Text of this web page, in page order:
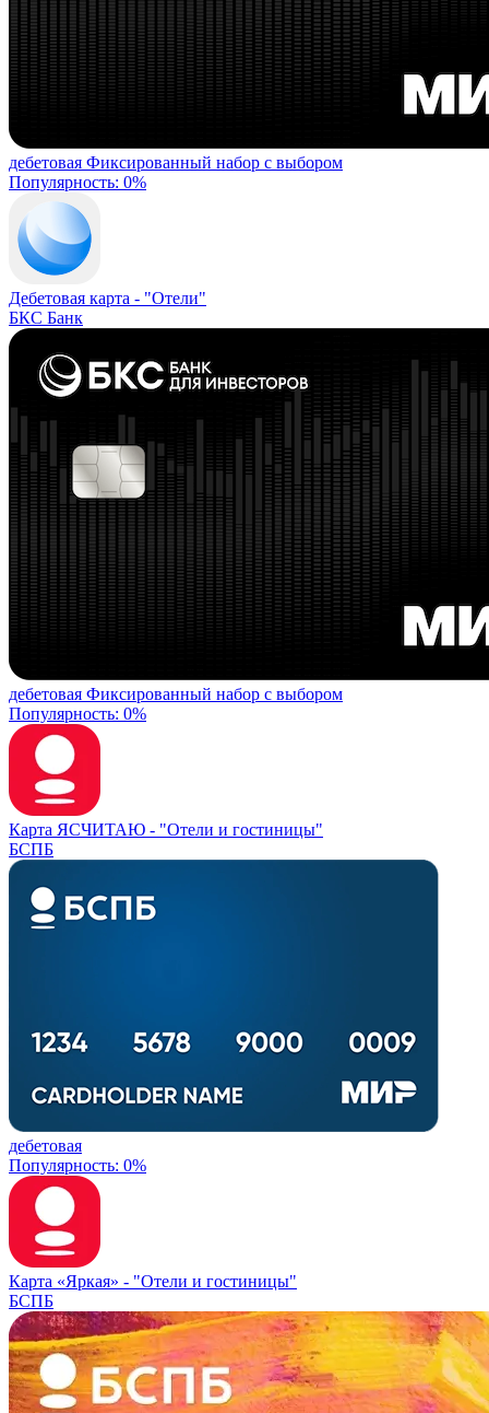
дебетовая Фиксированный набор с выбором
Популярность: 0%
Дебетовая карта - "Отели"
БКС Банк
дебетовая Фиксированный набор с выбором
Популярность: 0%
Карта ЯСЧИТАЮ - "Отели и гостиницы"
БСПБ
дебетовая
Популярность: 0%
Карта «Яркая» - "Отели и гостиницы"
БСПБ